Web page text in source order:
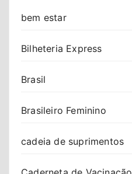
bem estar
Bilheteria Express
Brasil
Brasileiro Feminino
cadeia de suprimentos